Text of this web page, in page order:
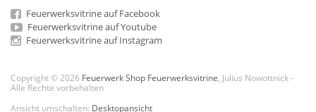
Feuerwerksvitrine auf Facebook
Feuerwerksvitrine auf Youtube
Feuerwerksvitrine auf Instagram
Copyright © 2026 Feuerwerk Shop Feuerwerksvitrine , Julius Nowottnick -
Alle Rechte vorbehalten
Ansicht umschalten: Desktopansicht